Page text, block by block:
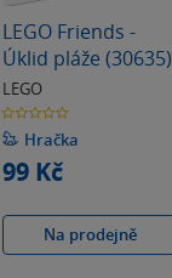
LEGO Friends -
Úklid pláže (30635)
LEGO
0.0
z
5
hvězdiček
Hračka
99 Kč
Na prodejně